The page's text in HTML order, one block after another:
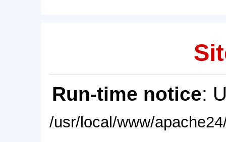
Run-time notice:
/usr/local/www/